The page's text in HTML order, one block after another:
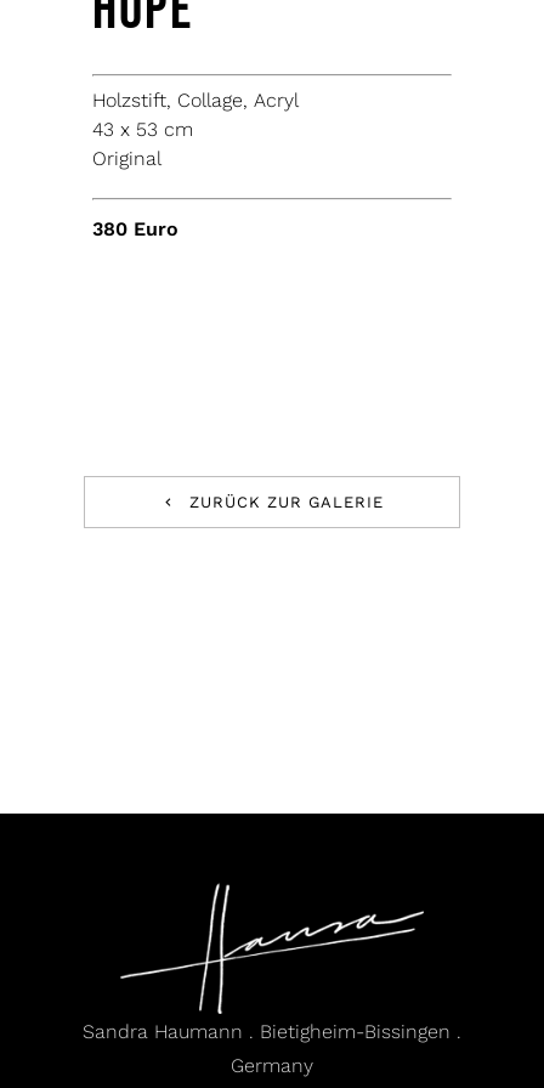
Holzstift, Collage, Acryl
43 x 53 cm
Original
380 Euro
ZURÜCK ZUR GALERIE
Sandra Haumann . Bietigheim-Bissingen .
Germany